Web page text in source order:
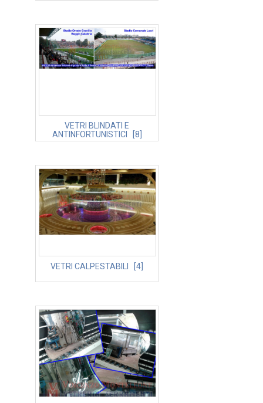
VETRI BLINDATI E
ANTINFORTUNISTICI [8]
VETRI CALPESTABILI [4]